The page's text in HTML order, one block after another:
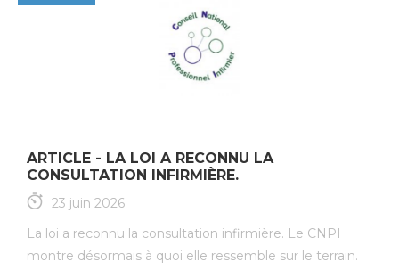
ARTICLE - LA LOI A RECONNU LA
CONSULTATION INFIRMIÈRE.
23 juin 2026
La loi a reconnu la consultation infirmière. Le CNPI
montre désormais à quoi elle ressemble sur le terrain.